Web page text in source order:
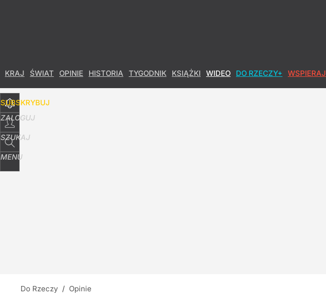
KRAJ ŚWIAT OPINIE HISTORIA TYGODNIK KSIĄŻKI WIDEO DO RZECZY+ WSPIERAJ
SUBSKRYBUJ
ZALOGUJ
SZUKAJ
MENU
Do Rzeczy / Opinie